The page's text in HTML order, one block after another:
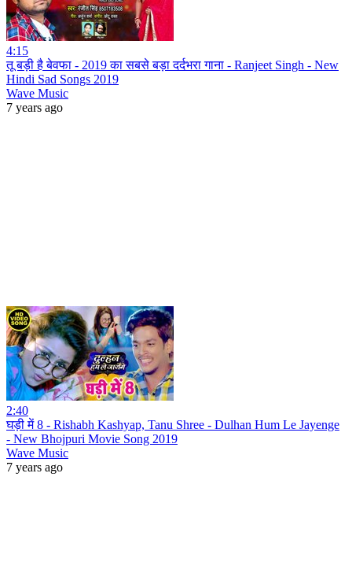
4:15
तू बड़ी है बेवफा - 2019 का सबसे बड़ा दर्दभरा गाना - Ranjeet Singh - New
Hindi Sad Songs 2019
Wave Music
7 years ago
2:40
घड़ी में 8 - Rishabh Kashyap, Tanu Shree - Dulhan Hum Le Jayenge
- New Bhojpuri Movie Song 2019
Wave Music
7 years ago